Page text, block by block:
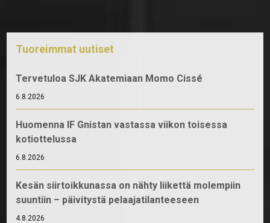
Tuoreimmat uutiset
Tervetuloa SJK Akatemiaan Momo Cissé
6.8.2026
Huomenna IF Gnistan vastassa viikon toisessa
kotiottelussa
6.8.2026
Kesän siirtoikkunassa on nähty liikettä molempiin
suuntiin – päivitystä pelaajatilanteeseen
4.8.2026